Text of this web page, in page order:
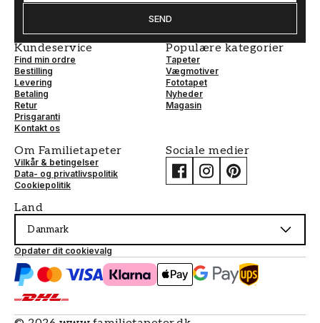
SEND
Kundeservice
Find min ordre
Bestilling
Levering
Betaling
Retur
Prisgaranti
Kontakt os
Populære kategorier
Tapeter
Vægmotiver
Fototapet
Nyheder
Magasin
Om Familietapeter
Vilkår & betingelser
Data- og privatlivspolitik
Cookiepolitik
Sociale medier
Land
Danmark
Opdater dit cookievalg